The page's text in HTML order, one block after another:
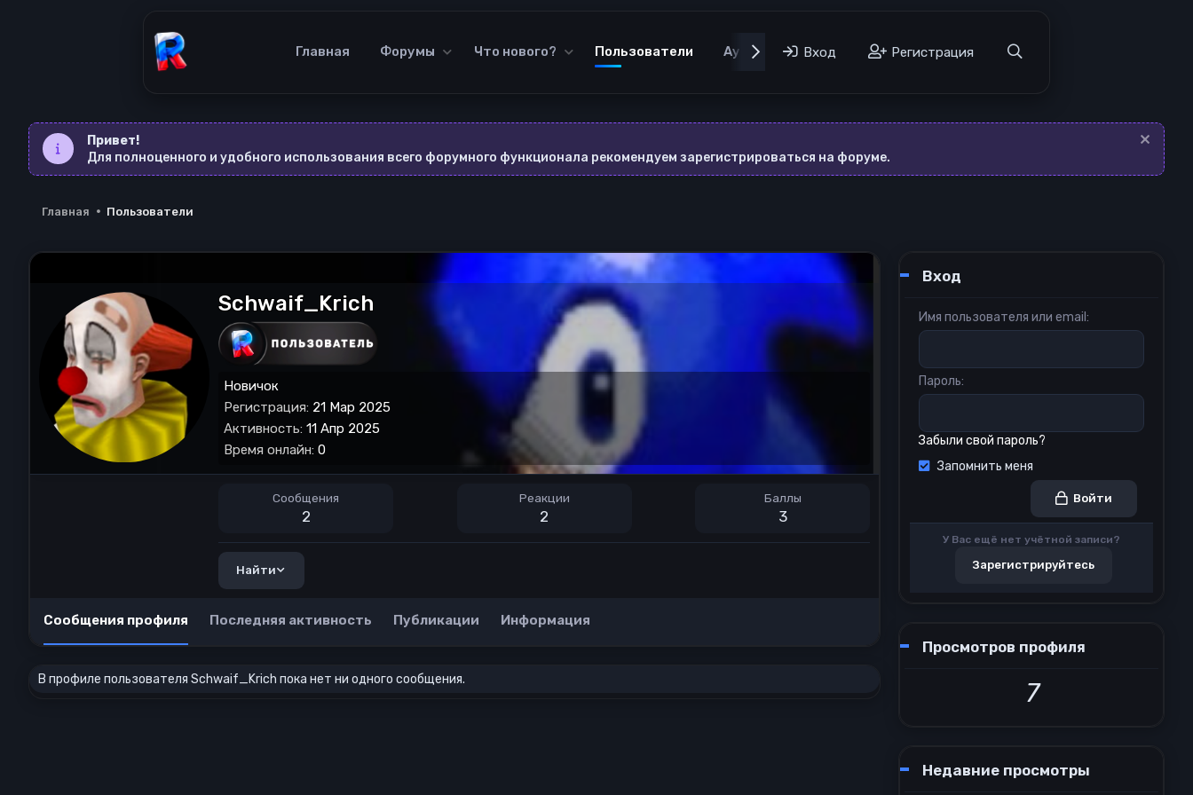
Главная Форумы Что нового? Пользователи Аудиотека Вход Регистрация
Привет!
Для полноценного и удобного использования всего форумного функционала рекомендуем зарегистрироваться на форуме.
Главная Пользователи
Schwaif_Krich
Новичок
Регистрация 21 Мар 2025
Активность 11 Апр 2025
Время онлайн 0
Сообщения
2
Реакции
2
Баллы
3
Найти
Сообщения профиля Последняя активность Публикации Информация
В профиле пользователя Schwaif_Krich пока нет ни одного сообщения.
Вход
Имя пользователя или email
Пароль
Забыли свой пароль?
Запомнить меня
Войти
У Вас ещё нет учётной записи?
Зарегистрируйтесь
Просмотров профиля
7
Недавние просмотры